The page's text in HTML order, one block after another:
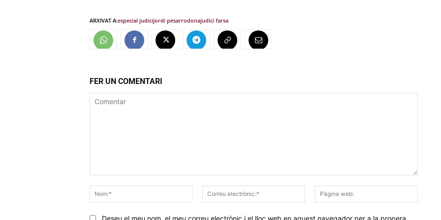
ARXIVAT A:especial judicijordi pesarrodonajudici farsa
FER UN COMENTARI
Nom:*
Correu
electrònic:*
web: